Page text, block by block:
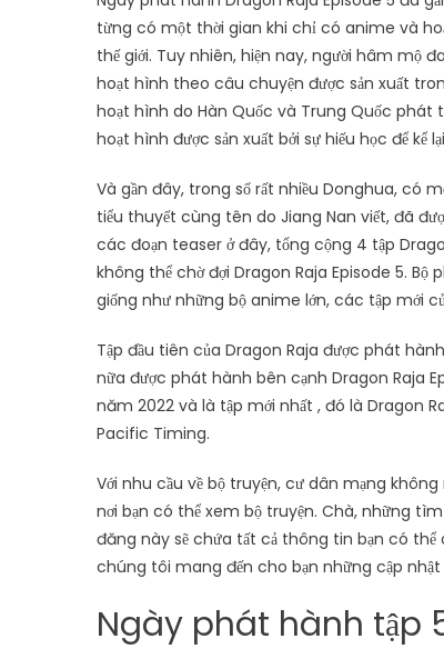
từng có một thời gian khi chỉ có anime và
thế giới. Tuy nhiên, hiện nay, người hâm mộ
hoạt hình theo câu chuyện được sản xuất
hoạt hình do Hàn Quốc và Trung Quốc phát
hoạt hình được sản xuất bởi sự hiếu học để kể
Và gần đây, trong số rất nhiều Donghua, có
tiểu thuyết cùng tên do Jiang Nan viết, đã
các đoạn teaser ở đây, tổng cộng 4 tập
không thể chờ đợi Dragon Raja Episode 5.
giống như những bộ anime lớn, các tập mới
Tập đầu tiên của Dragon Raja được phát
nữa được phát hành bên cạnh Dragon Raja
năm 2022 và là tập mới nhất , đó là Dragon
Pacific Timing.
Với nhu cầu về bộ truyện, cư dân mạng
nơi bạn có thể xem bộ truyện. Chà, những
đăng này sẽ chứa tất cả thông tin bạn có thể
chúng tôi mang đến cho bạn những cập
Ngày phát hành tập